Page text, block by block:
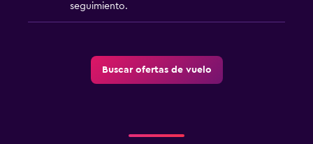
seguimiento.
Buscar ofertas de vuelo